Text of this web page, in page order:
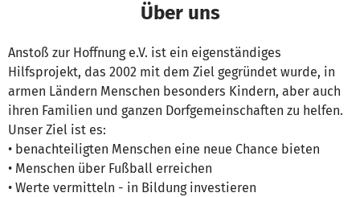
Über uns
Anstoß zur Hoffnung e.V. ist ein eigenständiges
Hilfsprojekt, das 2002 mit dem Ziel gegründet wurde, in
armen Ländern Menschen besonders Kindern, aber auch
ihren Familien und ganzen Dorfgemeinschaften zu helfen.
Unser Ziel ist es:
• benachteiligten Menschen eine neue Chance bieten
• Menschen über Fußball erreichen
• Werte vermitteln - in Bildung investieren